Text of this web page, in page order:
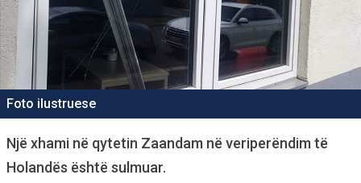
Foto ilustruese
Një xhami në qytetin Zaandam në veriperëndim të
Holandës është sulmuar.